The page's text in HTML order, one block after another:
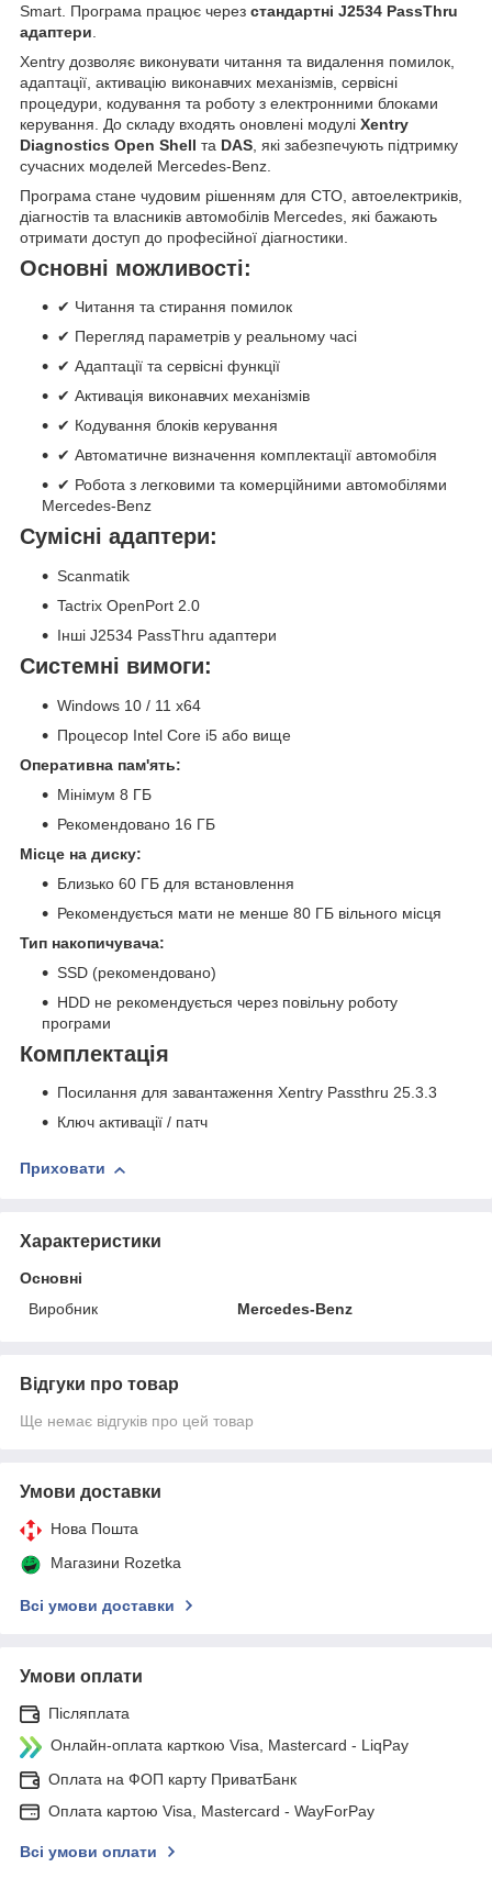
Smart. Програма працює через стандартні J2534 PassThru
адаптери
Xentry дозволяє виконувати читання та видалення помилок,
адаптації, активацію виконавчих механізмів, сервісні
процедури, кодування та роботу з електронними блоками
керування. До складу входять оновлені модулі Xentry
Diagnostics Open Shell та DAS , які забезпечують підтримку
сучасних моделей Mercedes-Benz.
Програма стане чудовим рішенням для СТО, автоелектриків,
діагностів та власників автомобілів Mercedes, які бажають
отримати доступ до професійної діагностики.
Основні можливості:
✔ Читання та стирання помилок
✔ Перегляд параметрів у реальному часі
✔ Адаптації та сервісні функції
✔ Активація виконавчих механізмів
✔ Кодування блоків керування
✔ Автоматичне визначення комплектації автомобіля
✔ Робота з легковими та комерційними автомобілями
Mercedes-Benz
Сумісні адаптери:
Scanmatik
Tactrix OpenPort 2.0
Інші J2534 PassThru адаптери
Системні вимоги:
Windows 10 / 11 x64
Процесор Intel Core i5 або вище
Оперативна пам'ять:
Мінімум 8 ГБ
Рекомендовано 16 ГБ
Місце на диску:
Близько 60 ГБ для встановлення
Рекомендується мати не менше 80 ГБ вільного місця
Тип накопичувача:
SSD (рекомендовано)
HDD не рекомендується через повільну роботу
програми
Комплектація
Посилання для завантаження Xentry Passthru 25.3.3
Ключ активації / патч
Приховати
Характеристики
Основні
Виробник
Mercedes-Benz
Відгуки про товар
Ще немає відгуків про цей товар
Умови доставки
Нова Пошта
Магазини Rozetka
Всі умови доставки
Умови оплати
Післяплата
Онлайн-оплата карткою Visa, Mastercard - LiqPay
Оплата на ФОП карту ПриватБанк
Оплата картою Visa, Mastercard - WayForPay
Всі умови оплати